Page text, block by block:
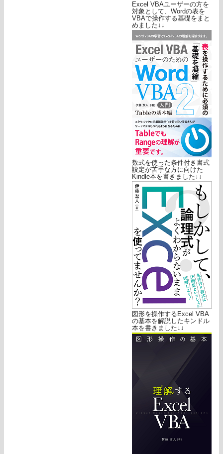
Excel VBAユーザーの方を
対象として、Wordの表を
VBAで操作する基礎をまと
めました↓↓
数式を使った条件付き書式
設定が苦手な方に向けた
Kindle本を書きました↓↓
図形を操作するExcel VBA
の基本を解説したキンドル
本を書きました↓↓